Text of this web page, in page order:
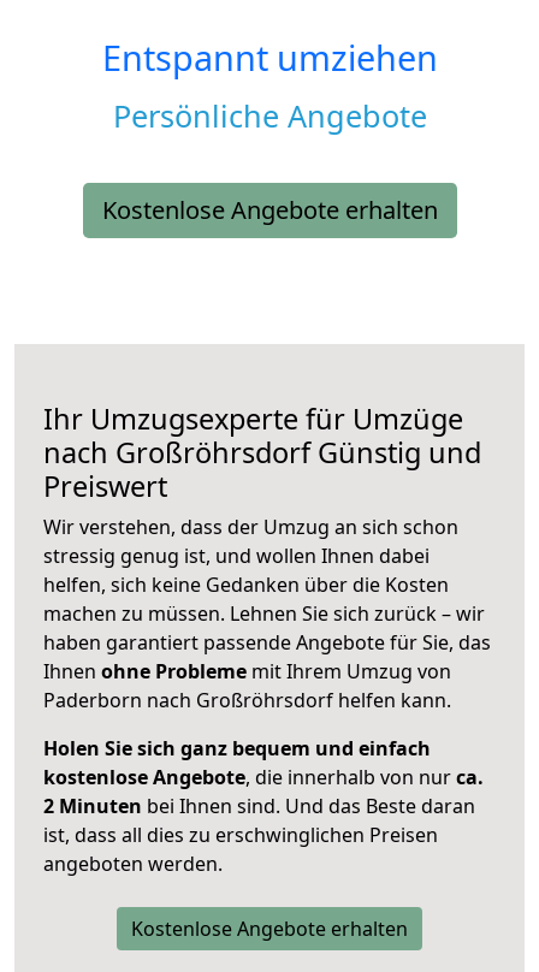
Entspannt umziehen
Persönliche Angebote
Kostenlose Angebote erhalten
Ihr Umzugsexperte für Umzüge
nach GroßröhrsdorfGünstig und
Preiswert
Wir verstehen, dass der Umzug an sich schon
stressig genug ist, und wollen Ihnen dabei
helfen, sich keine Gedanken über die Kosten
machen zu müssen. Lehnen Sie sich zurück – wir
haben garantiert passende Angebote für Sie, das
Ihnen ohne Probleme mit Ihrem Umzug von
Paderborn nach Großröhrsdorf helfen kann.
Holen Sie sich ganz bequem und einfach
kostenlose Angebote, die innerhalb von nurca.
2 Minuten bei Ihnen sind. Und das Beste daran
ist, dass all dies zu erschwinglichen Preisen
angeboten werden.
Kostenlose Angebote erhalten